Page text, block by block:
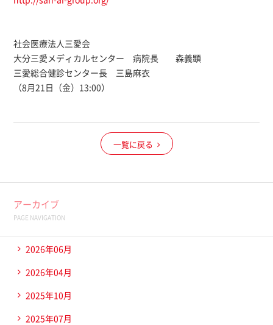
社会医療法人三愛会
大分三愛メディカルセンター 病院長 森義顕
三愛総合健診センター長 三島麻衣
（8月21日（金）13:00）
一覧に戻る
アーカイブ
PAGE NAVIGATION
2026年06月
2026年04月
2025年10月
2025年07月